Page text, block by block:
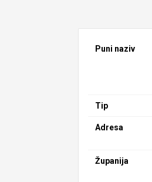
Puni naziv
Tip
Adresa
Županija